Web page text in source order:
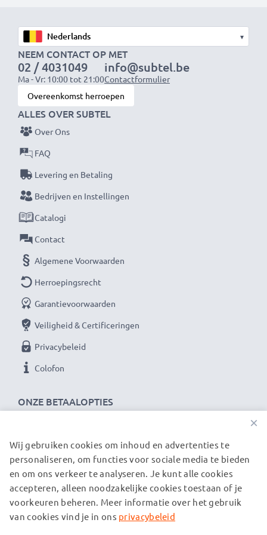
Bestel nu!
▾
NEEM CONTACT OP MET
02 / 4031049
Ma - Vr: 10:00 tot 21:00
info@subtel.be
Contactformulier
Overeenkomst herroepen
ONZE BETAALOPTIES
ALLES OVER SUBTEL
Over Ons
FAQ
Levering en Betaling
Bedrijven en Instellingen
Catalogi
Contact
Algemene Voorwaarden
Herroepingsrecht
Garantievoorwaarden
Veiligheid & Certificeringen
Privacybeleid
Colofon
ONZE VERZENDPARTNERS
© subtel.be 2026
Alle prijzen zijn inclusief btw en exclusief verzendkosten.
Houd er rekening mee dat alle genoemde handelsmerken de
×
Wij gebruiken cookies om inhoud en advertenties te
personaliseren, om functies voor sociale media te bieden
en om ons verkeer te analyseren. Je kunt alle cookies
accepteren, alleen noodzakelijke cookies toestaan of je
voorkeuren beheren. Meer informatie over het gebruik
van cookies vind je in ons privacybeleid